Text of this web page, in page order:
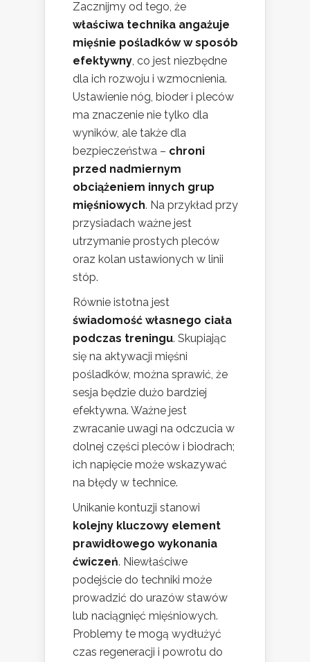
Zacznijmy od tego, że
właściwa technika angażuje
mięśnie pośladków w sposób
efektywny , co jest niezbędne
dla ich rozwoju i wzmocnienia.
Ustawienie nóg, bioder i pleców
ma znaczenie nie tylko dla
wyników, ale także dla
bezpieczeństwa – chroni
przed nadmiernym
obciążeniem innych grup
mięśniowych. Na przykład przy
przysiadach ważne jest
utrzymanie prostych pleców
oraz kolan ustawionych w linii
stóp.
Równie istotna jest
świadomość własnego ciała
podczas treningu. Skupiając
się na aktywacji mięśni
pośladków, można sprawić, że
sesja będzie dużo bardziej
efektywna. Ważne jest
zwracanie uwagi na odczucia w
dolnej części pleców i biodrach;
ich napięcie może wskazywać
na błędy w technice.
Unikanie kontuzji stanowi
kolejny kluczowy element
prawidłowego wykonania
ćwiczeń. Niewłaściwe
podejście do techniki może
prowadzić do urazów stawów
lub naciągnięć mięśniowych.
Problemy te mogą wydłużyć
czas regeneracji i powrotu do